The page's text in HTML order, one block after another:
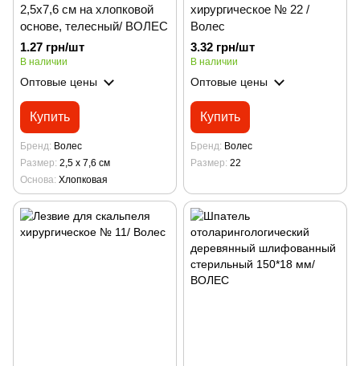
2,5х7,6 см на хлопковой
основе, телесный/ ВОЛЕС
1.27 грн/шт
В наличии
Оптовые цены
Купить
Бренд Волес
Размер 2,5 х 7,6 см
Основа Хлопковая
хирургическое № 22 /
Волес
3.32 грн/шт
В наличии
Оптовые цены
Купить
Бренд Волес
Размер 22